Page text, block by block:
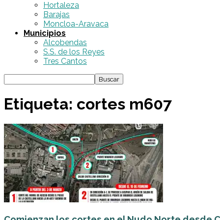
Hortaleza
Barajas
Moncloa-Aravaca
Municipios
Alcobendas
S.S. de los Reyes
Tres Cantos
Etiqueta: cortes m607